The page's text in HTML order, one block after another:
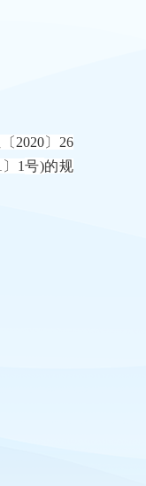
2020〕 26
〕 1号)的规